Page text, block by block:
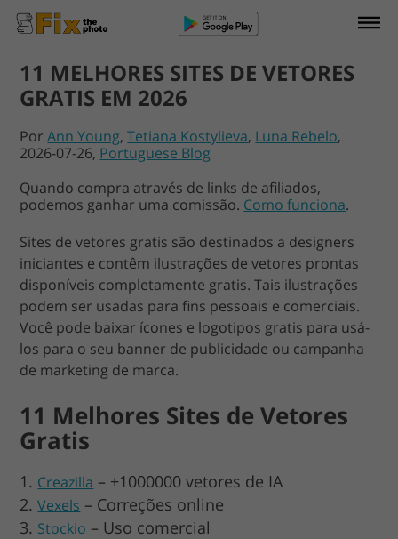
11 MELHORES SITES DE VETORES
GRATIS EM 2026
PorAnn Young,Tetiana Kostylieva, Luna Rebelo,
2026-07-26, Portuguese Blog
Quando compra através de links de afiliados,
podemos ganhar uma comissão. Como funciona.
Sites de vetores gratis são destinados a designers
iniciantes e contêm ilustrações de vetores prontas
disponíveis completamente gratis. Tais ilustrações
podem ser usadas para fins pessoais e comerciais.
Você pode baixar ícones e logotipos gratis para usá-
los para o seu banner de publicidade ou campanha
de marketing de marca.
11 Melhores Sites de Vetores
Gratis
Creazilla – +1000000 vetores de IA
Vexels – Correções online
Stockio – Uso comercial